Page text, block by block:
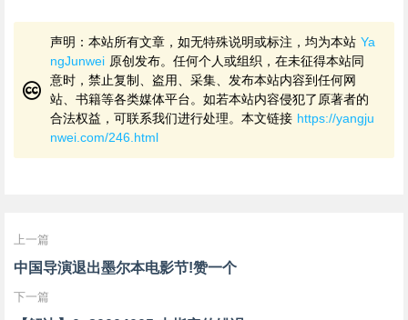
声明：本站所有文章，如无特殊说明或标注，均为本站 Ya
ngJunwei 原创发布。任何个人或组织，在未征得本站同
意时，禁止复制、盗用、采集、发布本站内容到任何网
站、书籍等各类媒体平台。如若本站内容侵犯了原著者的
合法权益，可联系我们进行处理。本文链接 https://yangju
nwei.com/246.html
上一篇
中国导演退出墨尔本电影节!赞一个
下一篇